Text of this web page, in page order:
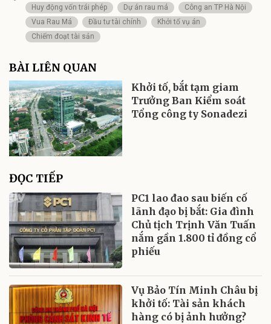
Huy động vốn trái phép Dự án rau má
Công an TP Hà Nội
Vua Rau Má
Đầu tư tài chính
Khởi tố vụ án
Chiếm đoạt tài sản
BÀI LIÊN QUAN
Khởi tố, bắt tạm giam
Trưởng Ban Kiểm soát
Tổng công ty Sonadezi
ĐỌC TIẾP
PC1 lao đao sau biến cố
lãnh đạo bị bắt: Gia đình
Chủ tịch Trịnh Văn Tuấn
nắm gần 1.800 tỉ đồng cổ
phiếu
Vụ Bảo Tín Minh Châu bị
khởi tố: Tài sản khách
hàng có bị ảnh hưởng?